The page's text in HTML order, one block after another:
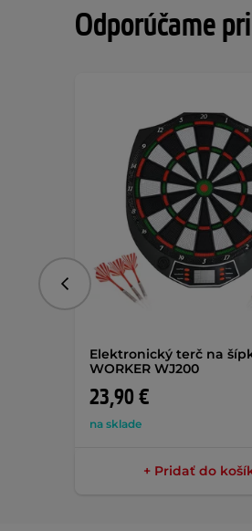
Odporúčame
Elektronický terč na
WORKER WJ200
23,90 €
na sklade
+ Pridať do
Predchádzajúce